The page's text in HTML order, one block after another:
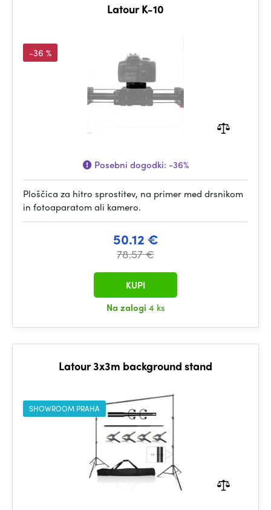
Latour K-10
-36 %
Posebni dogodki: -36%
Ploščica za hitro sprostitev, na primer med drsnikom
in fotoaparatom ali kamero.
50.12 €
78.57 €
Na zalogi 4 ks
KUPI
Latour 3x3m background stand
SHOWROOM PRAHA